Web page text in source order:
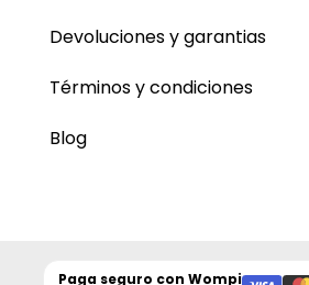
Devoluciones y garantias
Términos y condiciones
Blog
Paga seguro con Wompi